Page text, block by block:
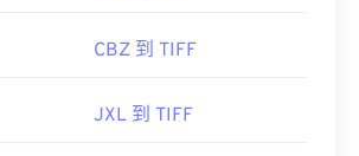
CBZ 到 TIFF
JXL 到 TIFF